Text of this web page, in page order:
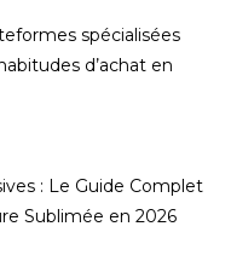
spécialisées
d’achat en
: Le Guide Complet
Sublimée en 2026